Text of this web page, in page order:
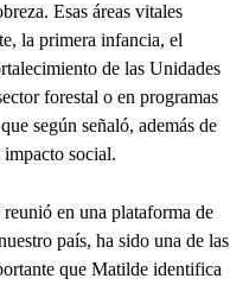
Esas áreas vitales
la primera infancia, el
de las Unidades
forestal o en programas
según señaló, además de
social.
en una plataforma de
país, ha sido una de las
que Matilde identifica